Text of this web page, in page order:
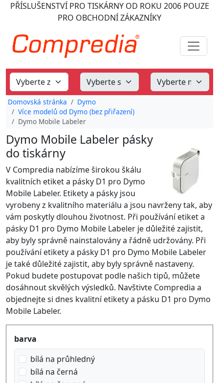
PŘÍSLUŠENSTVÍ PRO TISKÁRNY OD ROKU 2006POUZE
PRO OBCHODNÍ ZÁKAZNÍKY
Domovská stránka
Dymo
Více modelů od Dymo (bez přiřazení)
Dymo Mobile Labeler
Dymo Mobile Labeler pásky
do tiskárny
V Compredia nabízíme širokou škálu
kvalitních etiket a pásky D1 pro Dymo
Mobile Labeler. Etikety a pásky jsou
vyrobeny z kvalitního materiálu a jsou navrženy tak, aby
vám poskytly dlouhou životnost. Při používání etiket a
pásky D1 pro Dymo Mobile Labeler je důležité zajistit,
aby byly správně nainstalovány a řádně udržovány. Při
používání etikety a pásky D1 pro Dymo Mobile Labeler
je také důležité zajistit, aby byly správně nastaveny.
Pokud budete postupovat podle našich tipů, můžete
dosáhnout skvělých výsledků. Navštivte Compredia a
objednejte si dnes kvalitní etikety a pásku D1 pro Dymo
Mobile Labeler.
Produktfilter
barva
bílá na průhledný
bílá na černá